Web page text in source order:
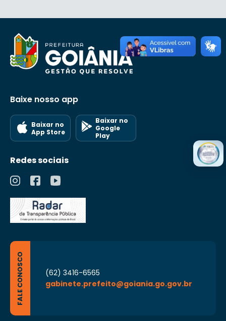
Baixe nosso app
Baixar no
App Store
Baixar no
Google
Play
Redes sociais
FALE CONOSCO
(62) 3416-6565
gabinete.prefeito@goiania.go.gov.br